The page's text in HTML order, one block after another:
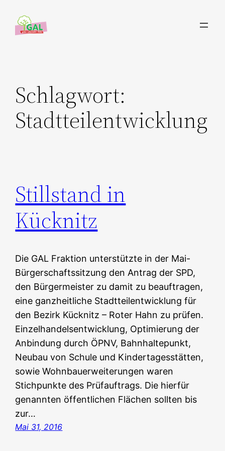
Inhalt
springen
Schlagwort:
Stadtteilentwicklung
Stillstand in
Kücknitz
Die GAL Fraktion unterstützte in der Mai-
Bürgerschaftssitzung den Antrag der SPD,
den Bürgermeister zu damit zu beauftragen,
eine ganzheitliche Stadtteilentwicklung für
den Bezirk Kücknitz – Roter Hahn zu prüfen.
Einzelhandelsentwicklung, Optimierung der
Anbindung durch ÖPNV, Bahnhaltepunkt,
Neubau von Schule und Kindertagesstätten,
sowie Wohnbauerweiterungen waren
Stichpunkte des Prüfauftrags. Die hierfür
genannten öffentlichen Flächen sollten bis
zur…
Mai 31, 2016